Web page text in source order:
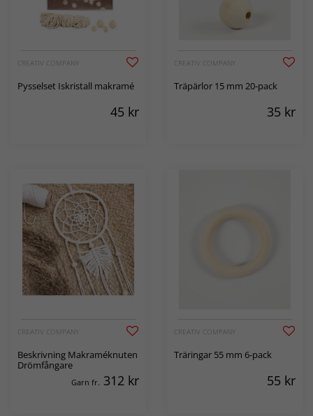
CREATIV COMPANY
Pysselset Iskristall makramé
45 kr
CREATIV COMPANY
Träpärlor 15 mm 20-pack
35 kr
CREATIV COMPANY
Beskrivning Makraméknuten
Drömfångare
Garn fr. 312 kr
CREATIV COMPANY
Träringar 55 mm 6-pack
55 kr